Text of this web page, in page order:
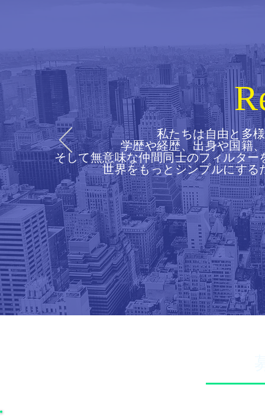
私たちは自由と多
学歴や経歴、出身や国籍
そして無意味な仲間同士のフィルタ
世界をもっとシンプルにす